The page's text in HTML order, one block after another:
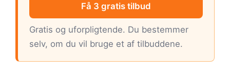
Få 3 gratis tilbud
Gratis og uforpligtende. Du bestemmer
selv, om du vil bruge et af tilbuddene.